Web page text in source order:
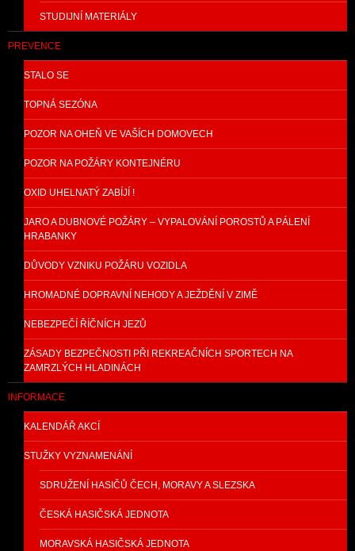
STUDIJNÍ MATERIÁLY
PREVENCE
STALO SE
TOPNÁ SEZÓNA
POZOR NA OHEŇ VE VAŠÍCH DOMOVECH
POZOR NA POŽÁRY KONTEJNÉRU
OXID UHELNATÝ ZABÍJÍ !
JARO A DUBNOVÉ POŽÁRY – VYPALOVÁNÍ POROSTŮ A PÁLENÍ
HRABANKY
DŮVODY VZNIKU POŽÁRU VOZIDLA
HROMADNÉ DOPRAVNÍ NEHODY A JEŽDĚNÍ V ZIMĚ
NEBEZPEČÍ ŘÍČNÍCH JEZŮ
ZÁSADY BEZPEČNOSTI PŘI REKREAČNÍCH SPORTECH NA
ZAMRZLÝCH HLADINÁCH
INFORMACE
KALENDÁŘ AKCÍ
STUŽKY VYZNAMENÁNÍ
SDRUŽENÍ HASIČŮ ČECH, MORAVY A SLEZSKA
ČESKÁ HASIČSKÁ JEDNOTA
MORAVSKÁ HASIČSKÁ JEDNOTA